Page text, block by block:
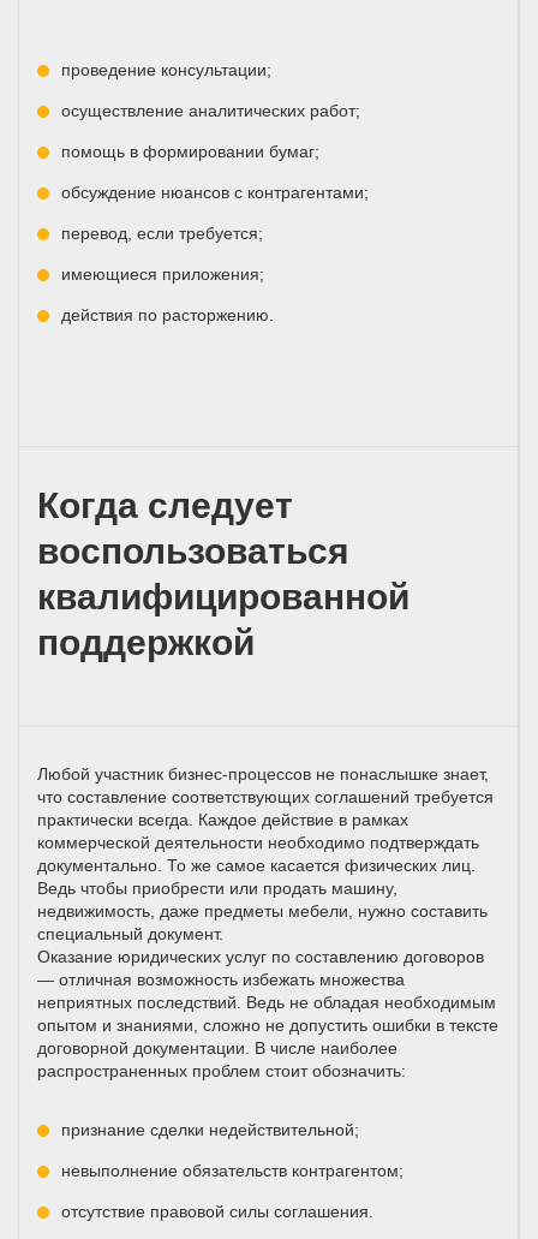
проведение консультации;
осуществление аналитических работ;
помощь в формировании бумаг;
обсуждение нюансов с контрагентами;
перевод, если требуется;
имеющиеся приложения;
действия по расторжению.
Когда следует
воспользоваться
квалифицированной
поддержкой
Любой участник бизнес-процессов не понаслышке знает,
что составление соответствующих соглашений требуется
практически всегда. Каждое действие в рамках
коммерческой деятельности необходимо подтверждать
документально. То же самое касается физических лиц.
Ведь чтобы приобрести или продать машину,
недвижимость, даже предметы мебели, нужно составить
специальный документ.
Оказание юридических услуг по составлению договоров
— отличная возможность избежать множества
неприятных последствий. Ведь не обладая необходимым
опытом и знаниями, сложно не допустить ошибки в тексте
договорной документации. В числе наиболее
распространенных проблем стоит обозначить:
признание сделки недействительной;
невыполнение обязательств контрагентом;
отсутствие правовой силы соглашения.